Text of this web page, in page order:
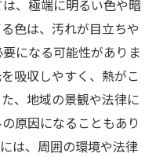
敗しないために
る？
いに影響は？
なるのか
生じるリスク
する問題点
、極端に明るい色や暗
色は、汚れが目立ちや
になる可能性がありま
吸収しやすく、熱がこ
、地域の景観や法律に
原因になることもあり
は、周囲の環境や法律